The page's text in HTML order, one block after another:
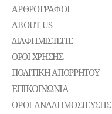
ΑΡΘΡΟΓΡΑΦΟΙ
ABOUT US
ΔΙΑΦΗΜΙΣΤΕΊΤΕ
ΌΡΟΙ ΧΡΉΣΗΣ
ΠΟΛΙΤΙΚΉ ΑΠΟΡΡΉΤΟΥ
ΕΠΙΚΟΙΝΩΝΊΑ
ΌΡΟΙ ΑΝΑΔΗΜΟΣΙΕΥΣΗΣ